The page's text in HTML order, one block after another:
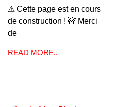
⚠ Cette page est en cours
de construction ! 🚧 Merci
de
READ MORE..